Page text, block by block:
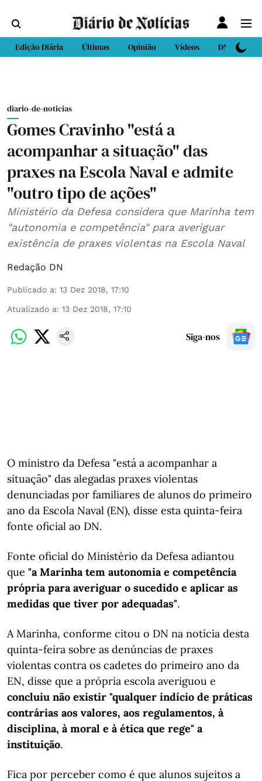
Edição Diária Últimas Opinião Vídeos DN Sport
diario-de-noticias
Gomes Cravinho "está a
acompanhar a situação" das
praxes na Escola Naval e admite
"outro tipo de ações"
Ministério da Defesa considera que Marinha tem
"autonomia e competência" para averiguar
existência de praxes violentas na Escola Naval
Redação DN
Publicado a: 13 Dez 2018, 17:10
Atualizado a: 13 Dez 2018, 17:10
Siga-nos
O ministro da Defesa "está a acompanhar a
situação" das alegadas praxes violentas
denunciadas por familiares de alunos do primeiro
ano da Escola Naval (EN), disse esta quinta-feira
fonte oficial ao DN.
Fonte oficial do Ministério da Defesa adiantou
que "a Marinha tem autonomia e competência
própria para averiguar o sucedido e aplicar as
medidas que tiver por adequadas".
A Marinha, conforme citou o DN na notícia desta
quinta-feira sobre as denúncias de praxes
violentas contra os cadetes do primeiro ano da
EN, disse que a própria escola averiguou e
concluiu não existir "qualquer indício de práticas
contrárias aos valores, aos regulamentos, à
disciplina, à moral e à ética que rege" a
instituição.
Fica por perceber como é que alunos sujeitos a